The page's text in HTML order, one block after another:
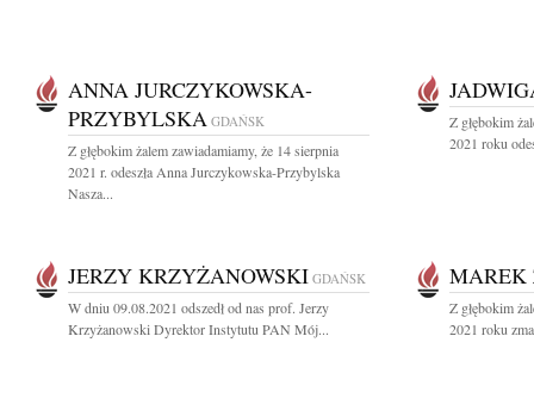
ANNA JURCZYKOWSKA-
PRZYBYLSKA GDAŃSK
Z głębokim żalem zawiadamiamy, że 14 sierpnia
2021 r. odeszła Anna Jurczykowska-Przybylska
Nasza...
Z głębokim
2021 roku
JERZY KRZYŻANOWSKI GDAŃSK
W dniu 09.08.2021 odszedł od nas prof. Jerzy
Krzyżanowski Dyrektor Instytutu PAN Mój...
MAREK
Z głębokim
2021 roku